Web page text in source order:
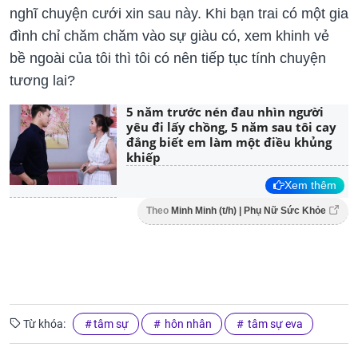
nghĩ chuyện cưới xin sau này. Khi bạn trai có một gia
đình chỉ chăm chăm vào sự giàu có, xem khinh vẻ
bề ngoài của tôi thì tôi có nên tiếp tục tính chuyện
tương lai?
5 năm trước nén đau nhìn người
yêu đi lấy chồng, 5 năm sau tôi cay
đắng biết em làm một điều khủng
khiếp
Xem thêm
Theo Minh Minh (t/h) | Phụ Nữ Sức Khỏe
Từ khóa: tâm sự hôn nhân tâm sự eva